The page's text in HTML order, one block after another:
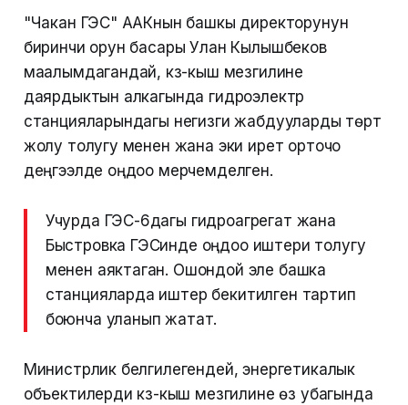
"Чакан ГЭС" ААКнын башкы директорунун
биринчи орун басары Улан Кылышбеков
маалымдагандай, күз-кыш мезгилине
даярдыктын алкагында гидроэлектр
станцияларындагы негизги жабдууларды төрт
жолу толугу менен жана эки ирет орточо
деңгээлде оңдоо мерчемделген.
Учурда ГЭС-6дагы гидроагрегат жана
Быстровка ГЭСинде оңдоо иштери толугу
менен аяктаган. Ошондой эле башка
станцияларда иштер бекитилген тартип
боюнча уланып жатат.
Министрлик белгилегендей, энергетикалык
объектилерди күз-кыш мезгилине өз убагында